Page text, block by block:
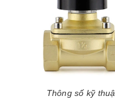
Thông số kỹ